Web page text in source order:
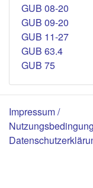
GUB 08-20
GUB 09-20
GUB 11-27
GUB 63.4
GUB 75
Impressum /